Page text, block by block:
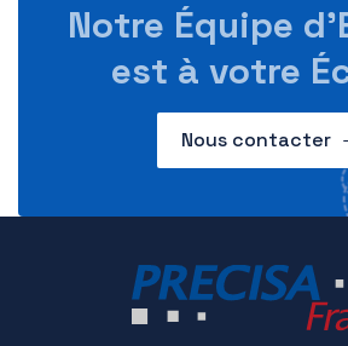
Notre Équipe
est à votre
Nous contacter